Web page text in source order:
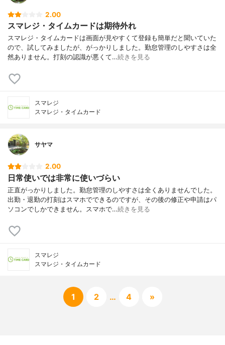
2.00
スマレジ・タイムカードは期待外れ
スマレジ・タイムカードは画面が見やすくて登録も簡単だと聞いていた
ので、試してみましたが、がっかりしました。勤怠管理のしやすさは全
然ありません。打刻の認識が悪くて…続きを見る
スマレジ
スマレジ・タイムカード
サヤマ
2.00
日常使いでは非常に使いづらい
正直がっかりしました。勤怠管理のしやすさは全くありませんでした。
出勤・退勤の打刻はスマホでできるのですが、その後の修正や申請はパ
ソコンでしかできません。スマホで…続きを見る
スマレジ
スマレジ・タイムカード
1 2 … 4 »